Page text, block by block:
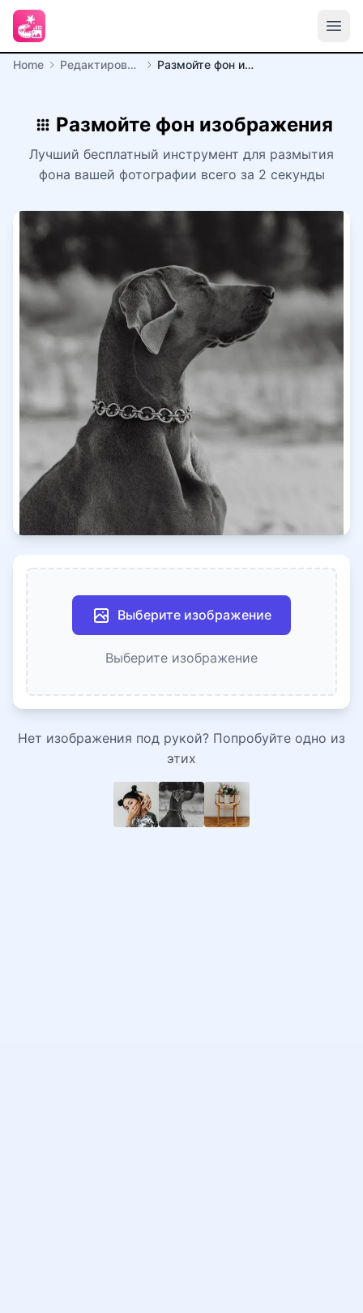
Home Редактирование изображений Размойте фон изображения
Размойте фон изображения
Лучший бесплатный инструмент для размытия
фона вашей фотографии всего за 2 секунды
Выберите изображение
Выберите изображение
Нет изображения под рукой? Попробуйте одно из
этих